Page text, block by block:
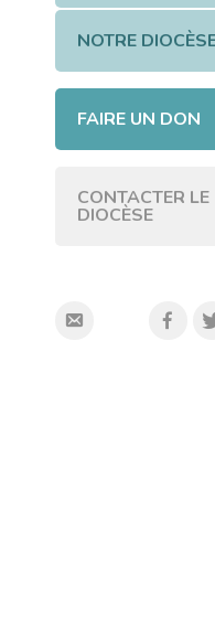
NOTRE
FAIRE UN DON
CONTACTER LE
DIOCÈSE